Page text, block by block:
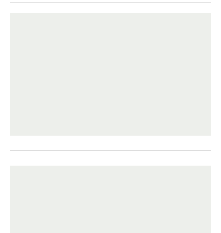
diárias e 20 horas semanais, observando o